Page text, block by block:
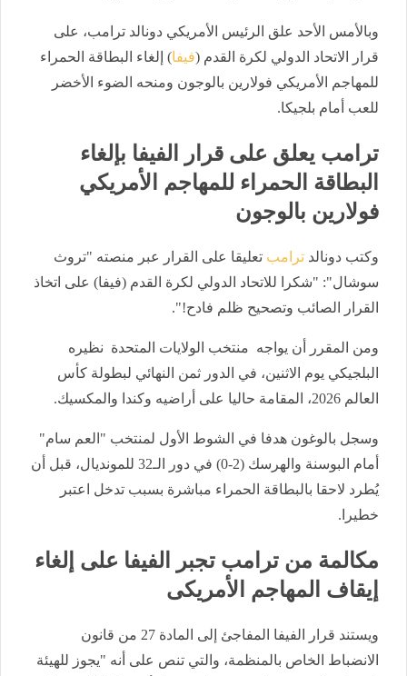
وبالأمس الأحد علق الرئيس الأمريكي دونالد ترامب، على
قرار الاتحاد الدولي لكرة القدم (فيفا) إلغاء البطاقة الحمراء
للمهاجم الأمريكي فولارين بالوجون ومنحه الضوء الأخضر
للعب أمام بلجيكا.
ترامب يعلق على قرار الفيفا بإلغاء
البطاقة الحمراء للمهاجم الأمريكي
فولارين بالوجون
وكتب دونالد ترامب تعليقا على القرار عبر منصته "تروث
سوشال": "شكرا للاتحاد الدولي لكرة القدم (فيفا) على اتخاذ
القرار الصائب وتصحيح ظلم فادح!".
ومن المقرر أن يواجه منتخب الولايات المتحدة نظيره
البلجيكي يوم الاثنين، في الدور ثمن النهائي لبطولة كأس
العالم 2026، المقامة حاليا على أراضيه وكندا والمكسيك.
وسجل بالوغون هدفا في الشوط الأول لمنتخب "العم سام"
أمام البوسنة والهرسك (2-0) في دور الـ32 للمونديال، قبل أن
يُطرد لاحقا بالبطاقة الحمراء مباشرة بسبب تدخل اعتبر
خطيرا.
مكالمة من ترامب تجبر الفيفا على إلغاء
إيقاف المهاجم الأمريكى
ويستند قرار الفيفا المفاجئ إلى المادة 27 من قانون
الانضباط الخاص بالمنظمة، والتي تنص على أنه "يجوز للهيئة